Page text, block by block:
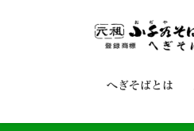
ス
ン
へぎそばとは